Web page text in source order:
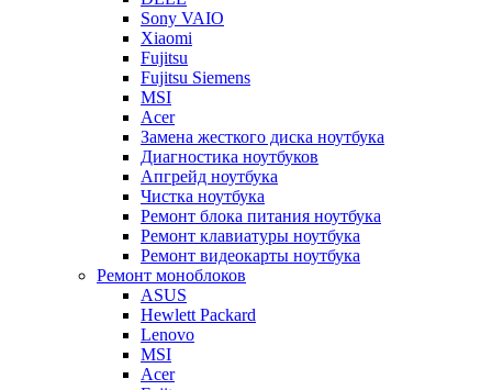
Sony VAIO
Xiaomi
Fujitsu
Fujitsu Siemens
MSI
Acer
Замена жесткого диска ноутбука
Диагностика ноутбуков
Апгрейд ноутбука
Чистка ноутбука
Ремонт блока питания ноутбука
Ремонт клавиатуры ноутбука
Ремонт видеокарты ноутбука
Ремонт моноблоков
ASUS
Hewlett Packard
Lenovo
MSI
Acer